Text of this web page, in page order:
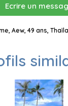
Ecrire un
Aew, 49 ans,